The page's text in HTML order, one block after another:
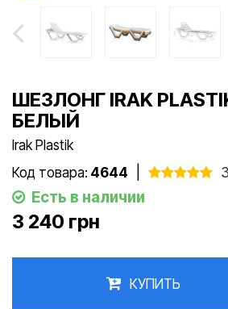
ШЕЗЛОНГ IRAK
БЕЛЫЙ
Irak Plastik
Код товара: 4644
Есть в наличии
3 240 грн
КУПИТЬ